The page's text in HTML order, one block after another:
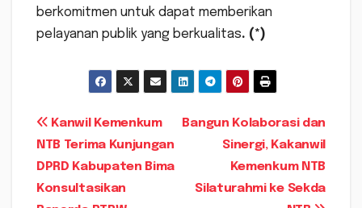
berkomitmen untuk dapat memberikan
pelayanan publik yang berkualitas. (*)
Navigasi
pos
Bangun Kolaborasi dan
Sinergi, Kakanwil
Kemenkum NTB
Silaturahmi ke Sekda
Kanwil Kemenkum
NTB Terima Kunjungan
DPRD Kabupaten Bima
Konsultasikan